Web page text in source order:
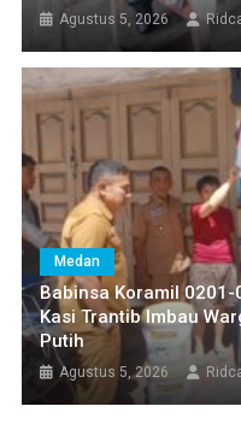
Agustus 5, 2026
Medan
Babinsa Koramil 0201-
Kasi Trantib Imbau
Putih
Agustus 5, 2026